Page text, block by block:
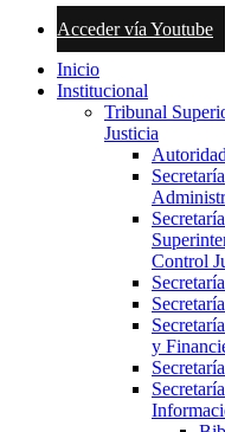
Acceder vía Youtube
Inicio
Institucional
Tribunal
Justicia
Secretaría
Control
y